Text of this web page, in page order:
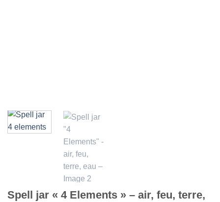
Spell jar « 4 Elements » – air, feu, terre,